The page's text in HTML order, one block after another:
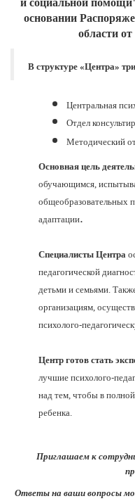
основании
области
В структуре «Центра»
Центральная
Отдел
Методический
Основная цель
обучающимся,
общеобразовательных
адаптации.
Специалисты Центра
педагогической
детьми и семьями.
организациям,
психолого-
Центр готов стать
лучшие психолого-
над тем, чтобы в
ребенка.
Приглашаем к
Ответы на ваши вопросы